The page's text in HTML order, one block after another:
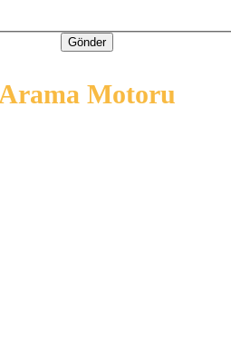
Gönder
Arama Motoru